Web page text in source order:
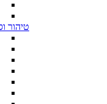
טיהור